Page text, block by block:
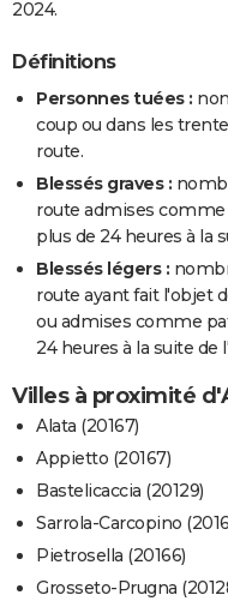
2024.
Définitions
Personnes tuées :
coup ou dans les
route.
Blessés graves :
route admises
plus de 24 heures à la
Blessés légers :
route ayant fait l'objet
ou admises comme
24 heures à la suite de
Villes à proximité
Alata (20167)
Appietto (20167)
Bastelicaccia (20129)
Sarrola-Carcopino
Pietrosella (20166)
Grosseto-Prugna